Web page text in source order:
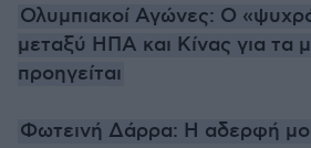
Ολυμπιακοί Αγώνες: O
μεταξύ ΗΠΑ και Κίνας για τα
προηγείται
Φωτεινή Δάρρα: Η αδερφή